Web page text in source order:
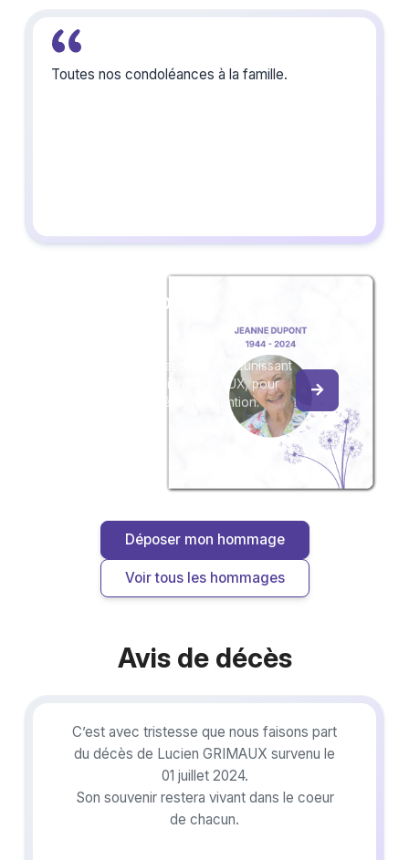
Toutes nos condoléances à la famille.
Créez un album
Créez un album collaboratif en réunissant
les hommages à Lucien GRIMAUX, pour
vous ou pour une délicate attention.
Déposer mon hommage
Voir tous les hommages
Avis de décès
C’est avec tristesse que nous faisons part
du décès de Lucien GRIMAUX survenu le
01 juillet 2024.
Son souvenir restera vivant dans le coeur
de chacun.